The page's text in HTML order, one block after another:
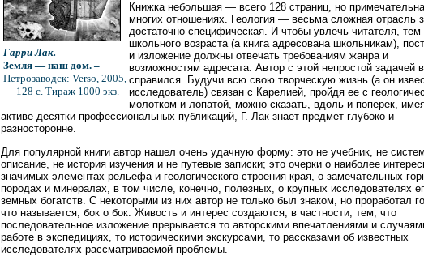
Гарри Лак.
Земля — наш дом. –
Петрозаводск: Verso, 2005,
— 128 с. Тираж 1000 экз.
Книжка небольшая — всего 128 страниц, но
многих отношениях. Геология — весьма сложная отрасль
достаточно специфическая. И чтобы увлечь читателя, тем
школьного возраста (а книга адресована школьникам),
и изложение должны отвечать требованиям жанра и
возможностям адресата. Автор с этой непростой задачей
справился. Будучи всю свою творческую жизнь (а он
исследователь) связан с Карелией, пройдя ее с
молотком и лопатой, можно сказать, вдоль и поперек,
активе десятки профессиональных публикаций, Г. Лак знает предмет глубоко и
разносторонне.
Для популярной книги автор нашел очень удачную форму: это не учебник, не
описание, не история изучения и не путевые записки; это очерки о наиболее
значимых элементах рельефа и геологического строения края, о замечательных
породах и минералах, в том числе, конечно, полезных, о крупных исследователях
земных богатств. С некоторыми из них автор не только был знаком, но проработал
что называется, бок о бок. Живость и интерес создаются, в частности, тем, что
последовательное изложение прерывается то авторскими впечатлениями и
работе в экспедициях, то историческими экскурсами, то рассказами об известных
исследователях рассматриваемой проблемы.